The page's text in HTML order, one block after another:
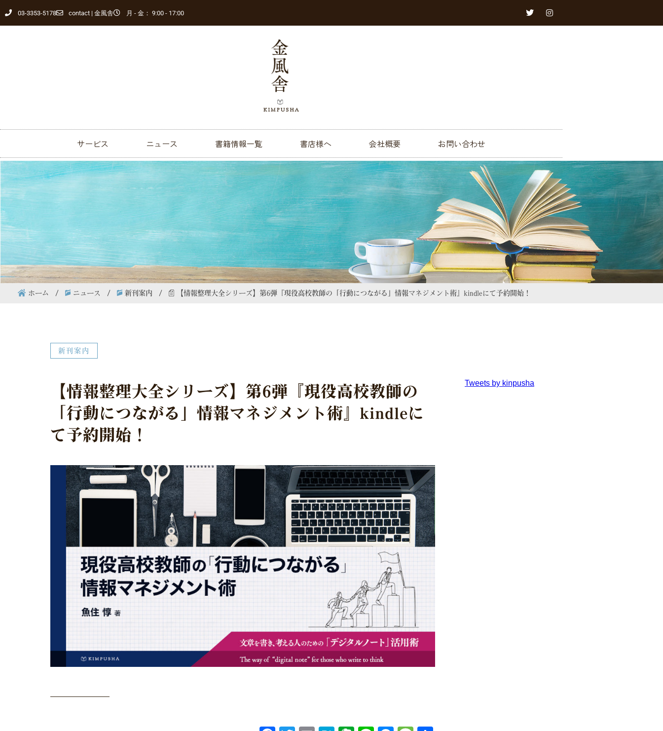
03-3353-5178 contact | 金風舎 月 - 金： 9:00 - 17:00
サービス ニュース 書籍情報一覧 書店様へ 会社概要 お問い合わせ
ホーム ニュース 新刊案内 【情報整理大全シリーズ】第6弾『現役高校教師の「行動につながる」情報マネジメント術』kindleにて予約開始！
新刊案内​
【情報整理大全シリーズ】第6弾『現役高校教師の
「行動につながる」情報マネジメント術』kindleに
て予約開始！
Tweets by kinpusha